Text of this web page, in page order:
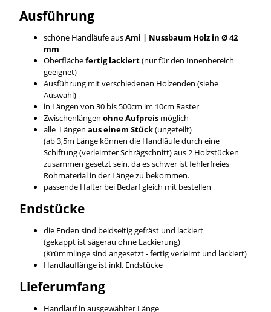
Ausführung
schöne Handläufe ausAmi | Nussbaum Holz in Ø 42
mm
Oberflächefertig lackiert(nur für den Innenbereich
geeignet)
Ausführung mit verschiedenen Holzenden (siehe
Auswahl)
in Längen von 30 bis 500cm im 10cm Raster
Zwischenlängen ohne Aufpreis möglich
alle Längen aus einem Stück(ungeteilt)
(ab 3,5m Länge können die Handläufe durch eine
Schiftung (verleimter Schrägschnitt) aus 2 Holzstücken
zusammen gesetzt sein, da es schwer ist fehlerfreies
Rohmaterial in der Länge zu bekommen.
passende Halter bei Bedarf gleich mit bestellen
Endstücke
die Enden sind beidseitig gefräst und lackiert
(gekappt ist sägerau ohne Lackierung)
(Krümmlinge sind angesetzt - fertig verleimt und lackiert)
Handlauflänge ist inkl. Endstücke
Lieferumfang
Handlauf in ausgewählter Länge